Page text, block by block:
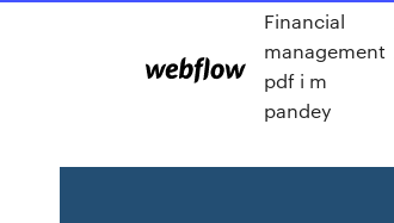
Financial
management
pdf i m
pandey